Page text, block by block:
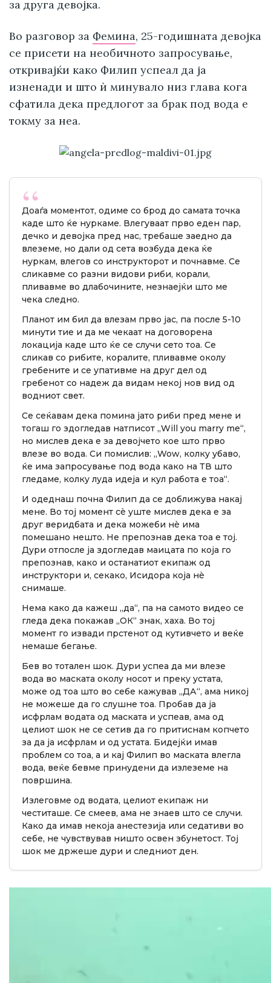
за друга девојка.
Во разговор за Фемина, 25-годишната девојка
се присети на необичното запросување,
откривајќи како Филип успеал да ја
изненади и што ѝ минувало низ глава кога
сфатила дека предлогот за брак под вода е
токму за неа.
Доаѓа моментот, одиме со брод до самата точка
каде што ќе нуркаме. Влегуваат прво еден пар,
дечко и девојка пред нас, требаше заедно да
влеземе, но дали од сета возбуда дека ќе
нуркам, влегов со инструкторот и почнавме. Се
сликавме со разни видови риби, корали,
пливавме во длабочините, незнаејќи што ме
чека следно.
Планот им бил да влезам прво јас, па после 5-10
минути тие и да ме чекаат на договорена
локација каде што ќе се случи сето тоа. Се
сликав со рибите, коралите, пливавме околу
гребените и се упативме на друг дел од
гребенот со надеж да видам некој нов вид од
водниот свет.
Се сеќавам дека помина јато риби пред мене и
тогаш го здогледав натписот „Will you marry me“,
но мислев дека е за девојчето кое што прво
влезе во вода. Си помислив: „Wow, колку убаво,
ќе има запросување под вода како на ТВ што
гледаме, колку луда идеја и кул работа е тоа“.
И одеднаш почна Филип да се доближува накај
мене. Во тој момент сè уште мислев дека е за
друг веридбата и дека можеби нè има
помешано нешто. Не препознав дека тоа е тој.
Дури отпосле ја здогледав маицата по која го
препознав, како и останатиот екипаж од
инструктори и, секако, Исидора која нè
снимаше.
Нема како да кажеш „да“, па на самото видео се
гледа дека покажав „ОК“ знак, хаха. Во тој
момент го извади прстенот од кутивчето и веќе
немаше бегање.
Бев во тотален шок. Дури успеа да ми влезе
вода во маската околу носот и преку устата,
може од тоа што во себе кажував „ДА“, ама никој
не можеше да го слушне тоа. Пробав да ја
исфрлам водата од маската и успеав, ама од
целиот шок не се сетив да го притиснам копчето
за да ја исфрлам и од устата. Бидејќи имав
проблем со тоа, а и кај Филип во маската влегла
вода, веќе бевме принудени да излеземе на
површина.
Излеговме од водата, целиот екипаж ни
честиташе. Се смеев, ама не знаев што се случи.
Како да имав некоја анестезија или седативи во
себе, не чувствував ништо освен збунетост. Тој
шок ме држеше дури и следниот ден.